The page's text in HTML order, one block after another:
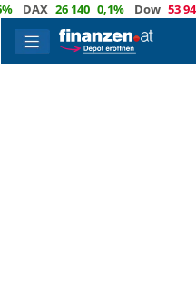
26 140 0,1% Dow 53 943 -